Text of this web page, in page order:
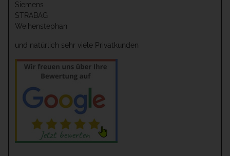
Siemens
STRABAG
Weihenstephan
und natürlich sehr viele Privatkunden